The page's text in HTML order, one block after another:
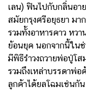
เลน) ฟินไปกับกลิ่นอา
สมัยกรุงศรีอยุธยา ม
รวมทั้งอาหารคาว หว
ย้อนยุค นอกจากนี้ใน
มีพิธีรำวงถวายพ่อปู่โ
รวมถึงเหล่าบรรดาพ่
ลูกค้าได้ยลโฉมเช่นกั